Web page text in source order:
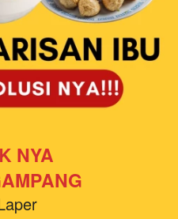
NYA